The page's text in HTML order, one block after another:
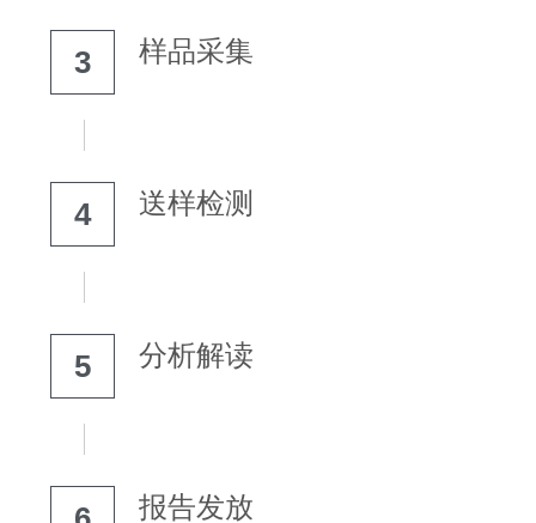
3 样品采集
4 送样检测
5 分析解读
报告发放